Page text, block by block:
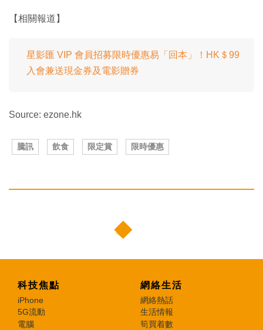
【相關報道】
星影匯 VIP 會員招募限時優惠易「回本」！HK＄99
入會兼送現金券及電影贈券
Source: ezone.hk
騰訊 飲食 限定賞 限時優惠
科技焦點
iPhone
5G流動
電腦
網絡生活
網絡熱話
生活情報
筍買着數